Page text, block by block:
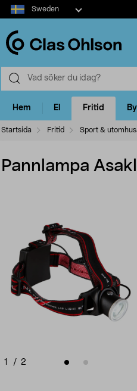
Select
market
Sweden
Hem El Fritid
Startsida Fritid Sport &
Pannlampa
1 / 2